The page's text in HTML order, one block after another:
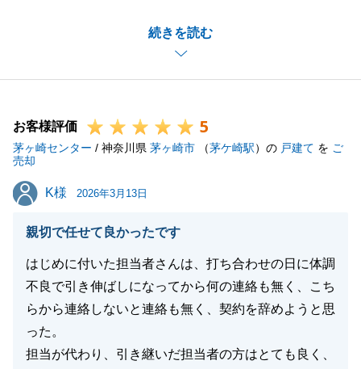
続きを読む
なるご協力をいただきましたこと感謝申し上げます。
無事お引渡しができましたのもひとえにY様、H様の
ご尽力あってこそでございます。
是非お気軽にご連絡くださいませ。
お客様評価 5
茅ヶ崎センター / 神奈川県 茅ヶ崎市 （茅ケ崎駅）の 戸建て を ご
売却
K様
K様 2026年3月13日
親切で任せて良かったです
はじめに付いた担当者さんは、打ち合わせの日に体調
不良で引き伸ばしになってから何の連絡も無く、こち
らから連絡しないと連絡も無く、契約を辞めようと思
った。
担当が代わり、引き継いだ担当者の方はとても良く、